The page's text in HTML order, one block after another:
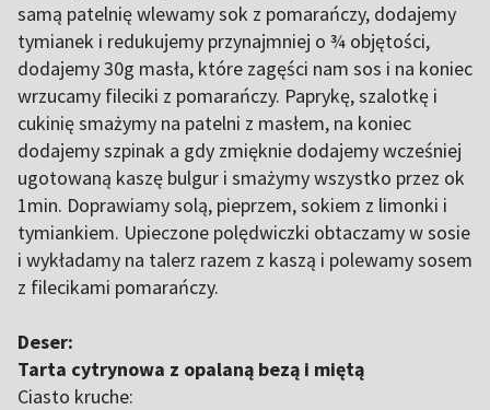
samą patelnię wlewamy sok z pomarańczy, dodajemy
tymianek i redukujemy przynajmniej o ¾ objętości,
dodajemy 30g masła, które zagęści nam sos i na koniec
wrzucamy fileciki z pomarańczy. Paprykę, szalotkę i
cukinię smażymy na patelni z masłem, na koniec
dodajemy szpinak a gdy zmięknie dodajemy wcześniej
ugotowaną kaszę bulgur i smażymy wszystko przez ok
1min. Doprawiamy solą, pieprzem, sokiem z limonki i
tymiankiem. Upieczone polędwiczki obtaczamy w sosie
i wykładamy na talerz razem z kaszą i polewamy sosem
z filecikami pomarańczy.
Deser:
Tarta cytrynowa z opalaną bezą i miętą
Ciasto kruche: